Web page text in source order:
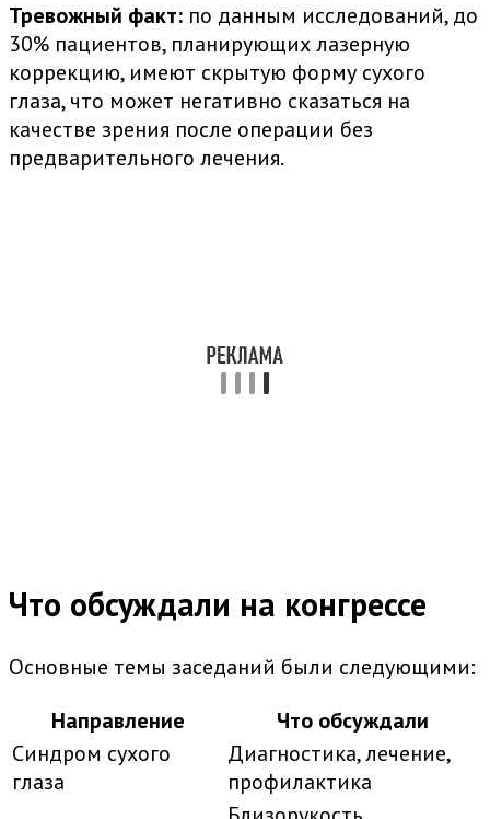
Тревожный факт: по данным исследований, до
30% пациентов, планирующих лазерную
коррекцию, имеют скрытую форму сухого
глаза, что может негативно сказаться на
качестве зрения после операции без
предварительного лечения.
Что обсуждали на конгрессе
Основные темы заседаний были следующими:
Направление
Что обсуждали
Синдром сухого
глаза
Диагностика, лечение,
профилактика